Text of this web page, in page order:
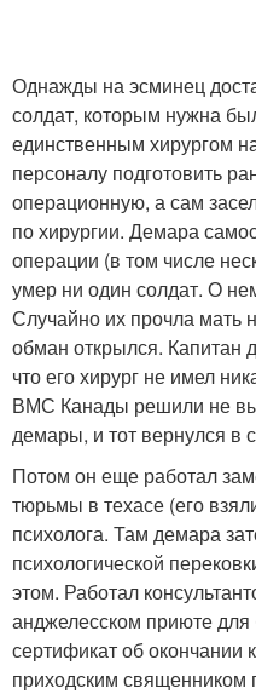
Однажды на эсминец
солдат, которым нужна
единственным хирургом
персоналу подготовить
операционную, а сам
по хирургии. Демара
операции (в том числе
умер ни один солдат. О
Случайно их прочла мать
обман открылся. Капитан
что его хирург не имел
ВМС Канады решили не
демары, и тот вернулся в
Потом он еще работал
тюрьмы в техасе (его
психолога. Там демара
психологической
этом. Работал
анджелесском приюте
сертификат об
приходским священником